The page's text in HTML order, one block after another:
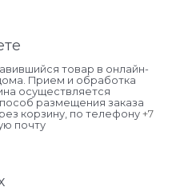
товар в онлайн-
Прием и обработка
осуществляется
размещения заказа
корзину, по телефону +7
почту